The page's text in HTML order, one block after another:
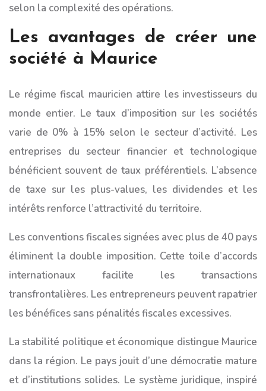
selon la complexité des opérations.
Les avantages de créer une
société à Maurice
Le régime fiscal mauricien attire les investisseurs du
monde entier. Le taux d’imposition sur les sociétés
varie de 0% à 15% selon le secteur d’activité. Les
entreprises du secteur financier et technologique
bénéficient souvent de taux préférentiels. L’absence
de taxe sur les plus-values, les dividendes et les
intérêts renforce l’attractivité du territoire.
Les conventions fiscales signées avec plus de 40 pays
éliminent la double imposition. Cette toile d’accords
internationaux facilite les transactions
transfrontalières. Les entrepreneurs peuvent rapatrier
les bénéfices sans pénalités fiscales excessives.
La stabilité politique et économique distingue Maurice
dans la région. Le pays jouit d’une démocratie mature
et d’institutions solides. Le système juridique, inspiré